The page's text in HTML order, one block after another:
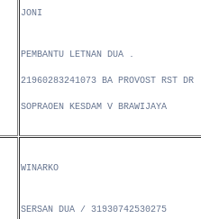
JONI
PEMBANTU LETNAN DUA .
21960283241073 BA PROVOST RST DR
SOPRAOEN KESDAM V BRAWIJAYA
WINARKO
SERSAN DUA / 31930742530275